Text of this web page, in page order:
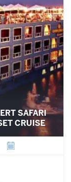
SAFARI
CRUISE